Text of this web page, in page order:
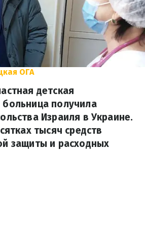
ОГА
детская
получила
Израиля в Украине.
тысяч средств
защиты и расходных